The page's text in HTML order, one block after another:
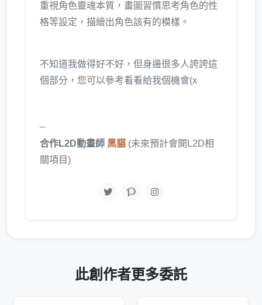
重視角色靈魂本質，畫圖習慣思考角色的性
格等設定，描繪出角色該有的模樣。
不知道我做得好不好，但身邊很多人誇誇這
個部分，您可以參考看看給我個機會(x
合作L2D動畫師 黑貓 (未來預計會開L2D相
關項目)
此創作者更多委託